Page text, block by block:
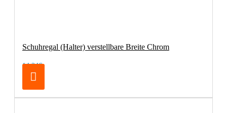
Schuhregal (Halter) verstellbare Breite Chrom
14,24€